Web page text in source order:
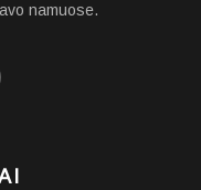
namuose.